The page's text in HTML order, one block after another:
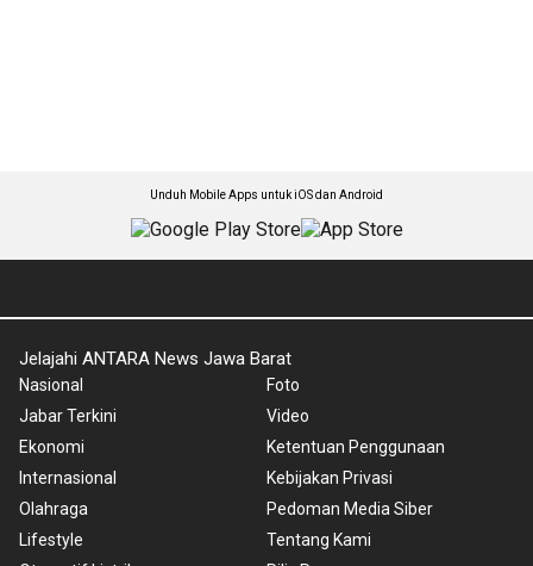
Unduh Mobile Apps untuk iOS dan Android
Jelajahi ANTARA News Jawa Barat
Nasional
Jabar Terkini
Ekonomi
Internasional
Olahraga
Lifestyle
Foto
Video
Ketentuan Penggunaan
Kebijakan Privasi
Pedoman Media Siber
Tentang Kami